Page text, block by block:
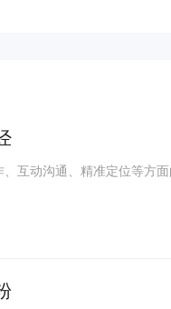
互动沟通、精准定位等方